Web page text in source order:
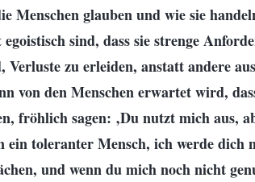
Menschen glauben und wie sie
sind, dass sie strenge
Verluste zu erleiden, anstatt andere
von den Menschen erwartet wird,
fröhlich sagen: ‚Du nutzt mich aus,
ein toleranter Mensch, ich werde dich
und wenn du mich noch nicht